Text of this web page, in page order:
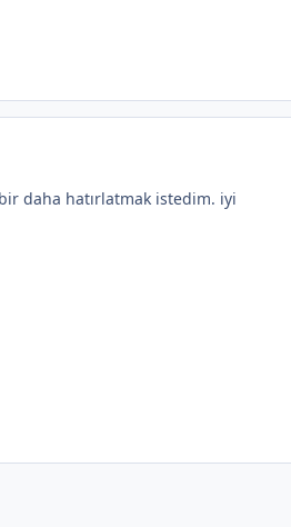
daha hatırlatmak istedim. iyi